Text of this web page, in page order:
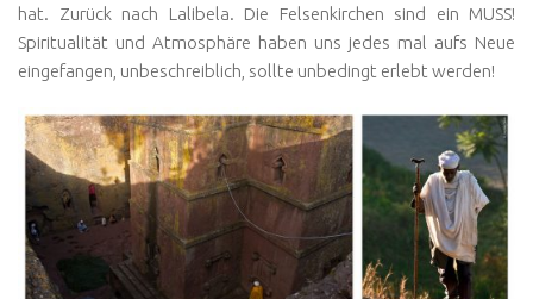
hat. Zurück nach Lalibela. Die Felsenkirchen sind ein MUSS!
Spiritualität und Atmosphäre haben uns jedes mal aufs Neue
eingefangen, unbeschreiblich, sollte unbedingt erlebt werden!